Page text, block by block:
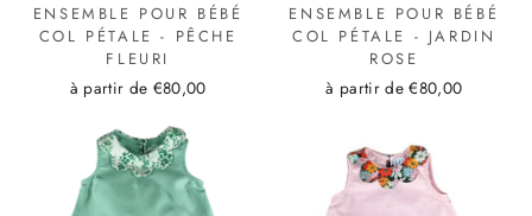
ENSEMBLE POUR BÉBÉ
COL PÉTALE - PÊCHE
FLEURI
à partir de €80,00
ENSEMBLE POUR BÉBÉ
COL PÉTALE - JARDIN
ROSE
à partir de €80,00